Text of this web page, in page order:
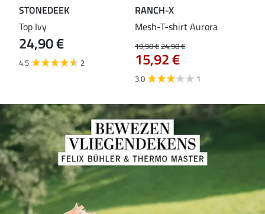
STONEDEEK
Top Ivy
24,90 €
4.5 2
RANCH-X
Mesh-T-shirt Aurora
19,90 €24,90 €
15,92 €
3.0 1